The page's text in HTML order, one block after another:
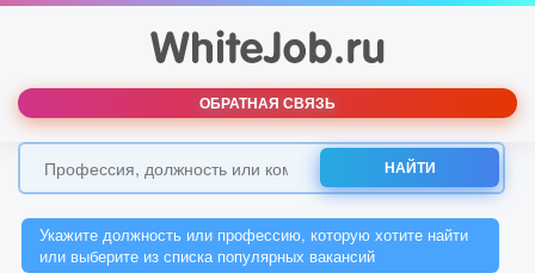
ОБРАТНАЯ СВЯЗЬ
НАЙТИ
Укажите должность или профессию, которую хотите найти
или выберите из списка популярных вакансий